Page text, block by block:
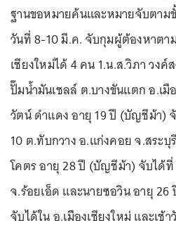
ฐานขอหมายค้นและหมายจับตาม
วันที่ 8-10 มี.ค. จับกุมผู้ต้องหาต
เชียงใหม่ได้ 4 คน 1.น.ส.วิภา วง
ปั๊มน้ำมันเชลล์ ต.บางขันแตก อ.เ
วัตน์ ดำแดง อายุ 19 ปี (บัญชีม้า)
10 ต.ทับกวาง อ.แก่งคอย จ.สระ
โคตร อายุ 28 ปี (บัญชีม้า) จับได้
จ.ร้อยเอ็ด และนายซอวิน อายุ
จับได้ใน อ.เมืองเชียงใหม่ และเ